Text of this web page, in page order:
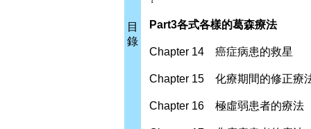
目
錄
Part3各式各樣的葛森療法
Chapter 14 癌症病患的救星
Chapter 15 化療期間的修正療
Chapter 16 極虛弱患者的療法